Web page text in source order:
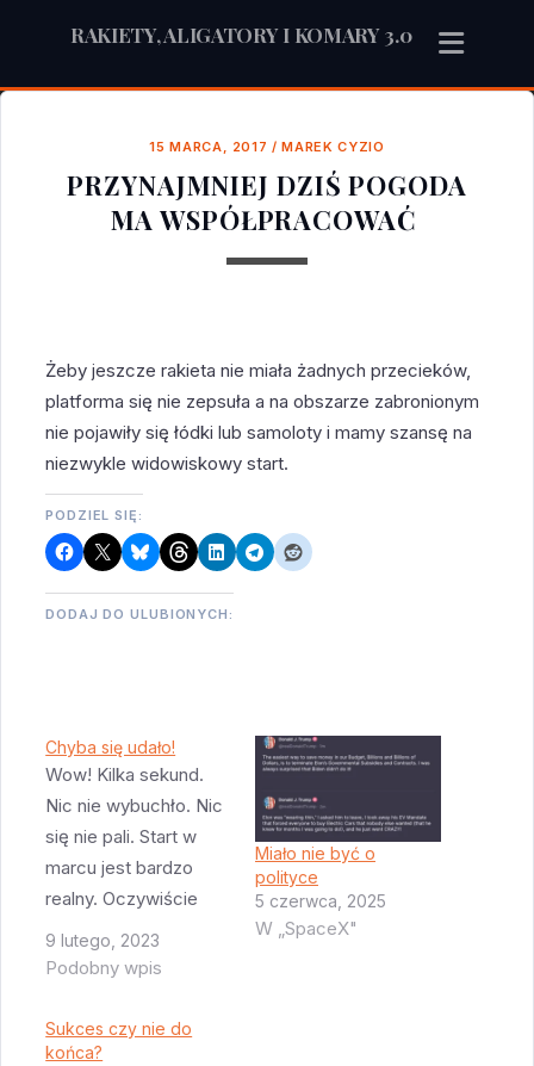
RAKIETY, ALIGATORY I KOMARY 3.0
15 MARCA, 2017 /MAREK CYZIO
PRZYNAJMNIEJ DZIŚ POGODA
MA WSPÓŁPRACOWAĆ
Żeby jeszcze rakieta nie miała żadnych przecieków,
platforma się nie zepsuła a na obszarze zabronionym
nie pojawiły się łódki lub samoloty i mamy szansę na
niezwykle widowiskowy start.
PODZIEL SIĘ:
DODAJ DO ULUBIONYCH:
Chyba się udało!
Wow! Kilka sekund.
Nic nie wybuchło. Nic
się nie pali. Start w
marcu jest bardzo
realny. Oczywiście
teraz będą musieli
sprawdzić silniki i
okiem wygląda to
znacznie lepiej niż
9 lutego, 2023
Podobny wpis
Miało nie być o
polityce
5 czerwca, 2025
W „SpaceX"
Sukces czy nie do
końca?